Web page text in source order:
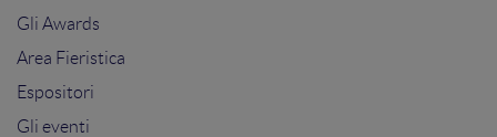
Gli Awards
Area Fieristica
Espositori
Gli eventi